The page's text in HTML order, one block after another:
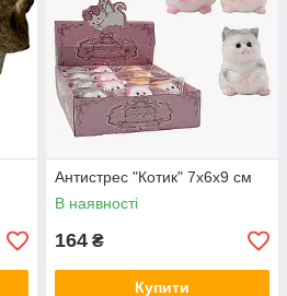
Антистрес "Котик" 7х6х9 см
В наявності
164 ₴
Купити